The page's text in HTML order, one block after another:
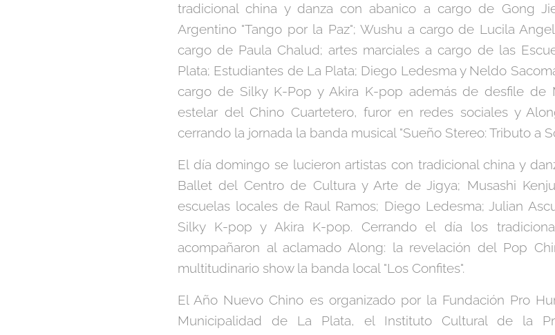
tradicional china y danza con abanico a cargo de Gong
Argentino "Tango por la Paz"; Wushu a cargo de Lucila
cargo de Paula Chalud; artes marciales a cargo de las
Plata; Estudiantes de La Plata; Diego Ledesma y Neldo
cargo de Silky K-Pop y Akira K-pop además de desfile de
estelar del Chino Cuartetero, furor en redes sociales y
cerrando la jornada la banda musical "Sueño Stereo: Tributo a
El día domingo se lucieron artistas con tradicional china y
Ballet del Centro de Cultura y Arte de Jigya; Musashi
escuelas locales de Raul Ramos; Diego Ledesma; Julian
Silky K-pop y Akira K-pop. Cerrando el día los
acompañaron al aclamado Along: la revelación del Pop
multitudinario show la banda local "Los Confites".
El Año Nuevo Chino es organizado por la Fundación Pro
Municipalidad de La Plata, el Instituto Cultural de la